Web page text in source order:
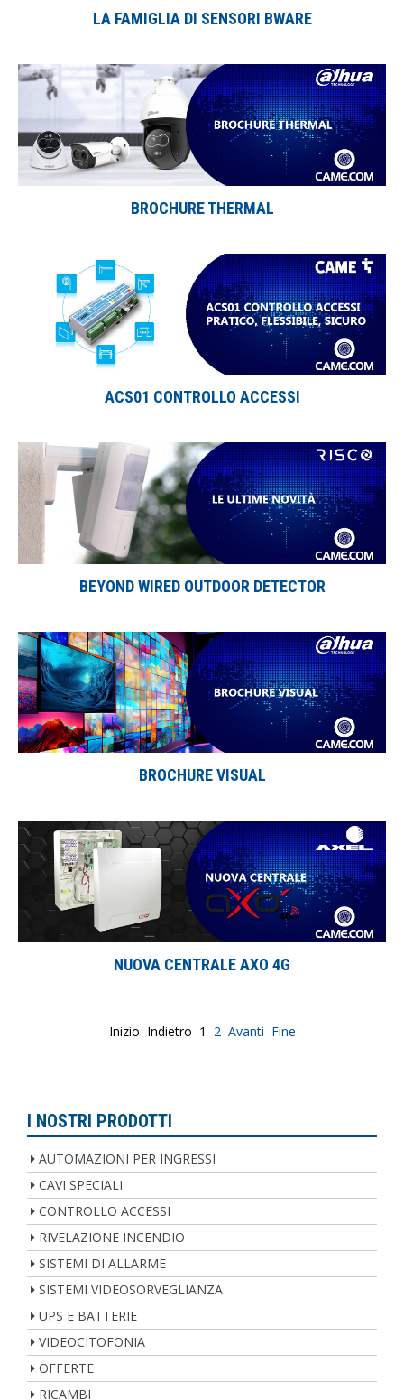
LA FAMIGLIA DI SENSORI BWARE
BROCHURE THERMAL
ACS01 CONTROLLO ACCESSI
BEYOND WIRED OUTDOOR DETECTOR
BROCHURE VISUAL
NUOVA CENTRALE AXO 4G
Inizio Indietro 1 2 Avanti Fine
I NOSTRI PRODOTTI
AUTOMAZIONI PER INGRESSI
CAVI SPECIALI
CONTROLLO ACCESSI
RIVELAZIONE INCENDIO
SISTEMI DI ALLARME
SISTEMI VIDEOSORVEGLIANZA
UPS E BATTERIE
VIDEOCITOFONIA
OFFERTE
RICAMBI